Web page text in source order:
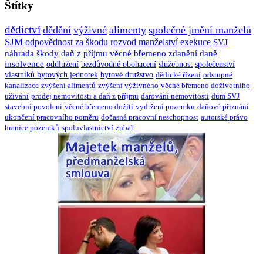
Štítky
dědictví dědění výživné alimenty společné jmění manželů
SJM odpovědnost za škodu rozvod manželství exekuce SVJ
náhrada škody daň z příjmu věcné břemeno zdanění daně
insolvence oddlužení bezdůvodné obohacení služebnost společenství
vlastníků bytových jednotek bytové družstvo dědické řízení odstupné
kanalizace zvýšení alimentů zvýšení výživného věcné břemeno doživotního
užívání prodej nemovitosti a daň z příjmu darování nemovitosti dům SVJ
stavební povolení věcné břemeno dožití vydržení pozemku daňové přiznání
ukončení pracovního poměru dočasná pracovní neschopnost autorské právo
hranice pozemků spoluvlastnictví zubař